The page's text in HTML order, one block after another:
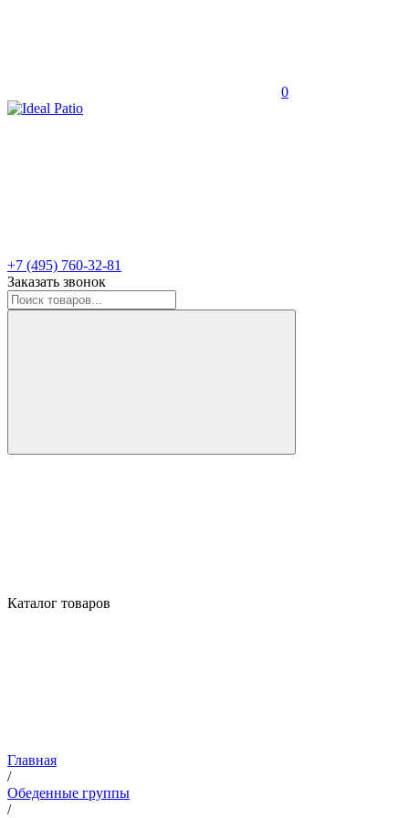
0
+7 (495) 760-32-81
Заказать звонок
Каталог товаров
Главная
/
Обеденные группы
/